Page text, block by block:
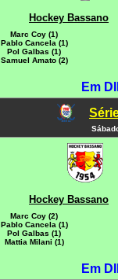
Hockey Bassano
Marc Coy (1)
Pablo Cancela (1)
Pol Galbas (1)
Samuel Amato (2)
Em
Hockey Bassano
Marc Coy (2)
Pablo Cancela (1)
Pol Galbas (1)
Mattia Milani (1)
Em